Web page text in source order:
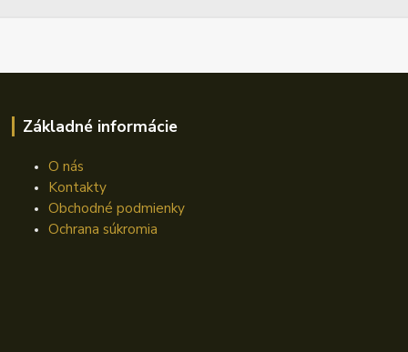
Základné informácie
O nás
Kontakty
Obchodné podmienky
Ochrana súkromia